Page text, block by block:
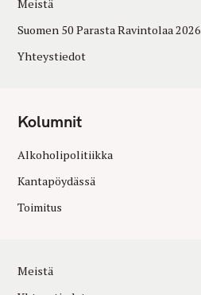
Meistä
Suomen 50 Parasta Ravintolaa 2026
Yhteystiedot
Kolumnit
Alkoholipolitiikka
Kantapöydässä
Toimitus
Meistä